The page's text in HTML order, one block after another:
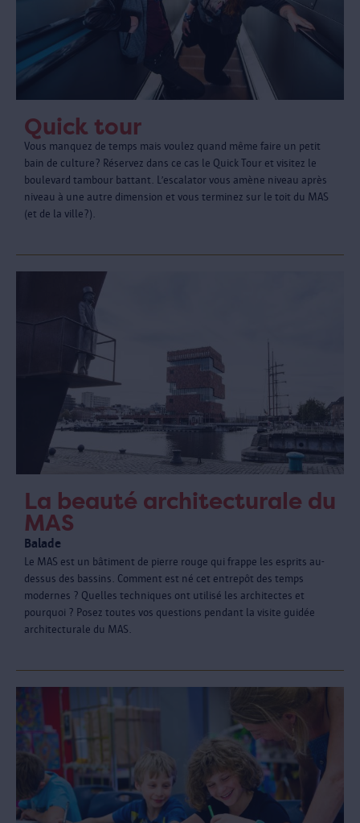
Quick tour
Vous manquez de temps mais voulez quand même faire un petit
bain de culture? Réservez dans ce cas le Quick Tour et visitez le
boulevard tambour battant. L’escalator vous amène niveau après
niveau à une autre dimension et vous terminez sur le toit du MAS
(et de la ville?).
La beauté architecturale du
MAS
Balade
Le MAS est un bâtiment de pierre rouge qui frappe les esprits au-
dessus des bassins. Comment est né cet entrepôt des temps
modernes ? Quelles techniques ont utilisé les architectes et
pourquoi ? Posez toutes vos questions pendant la visite guidée
architecturale du MAS.